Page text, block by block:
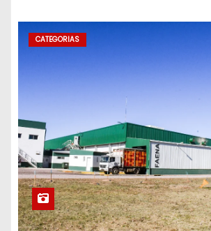
CATEGORIAS